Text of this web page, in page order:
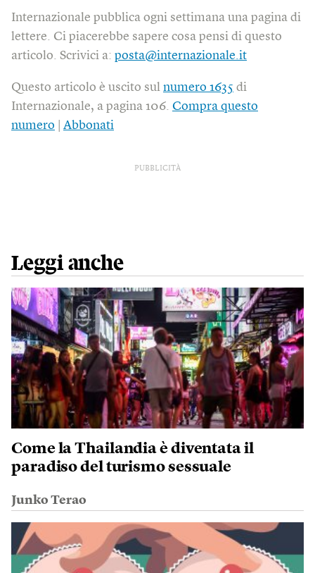
Internazionale pubblica ogni settimana una pagina di
lettere. Ci piacerebbe sapere cosa pensi di questo
articolo. Scrivici a: posta@internazionale.it
Questo articolo è uscito sul numero 1635 di
Internazionale, a pagina 106. Compra questo
numero
Abbonati
PUBBLICITÀ
Leggi anche
Come la Thailandia è diventata il
paradiso del turismo sessuale
Junko Terao